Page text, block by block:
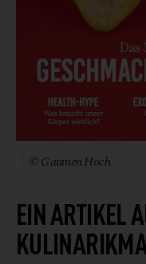
© Gaumen Hoch
EIN ARTIKEL